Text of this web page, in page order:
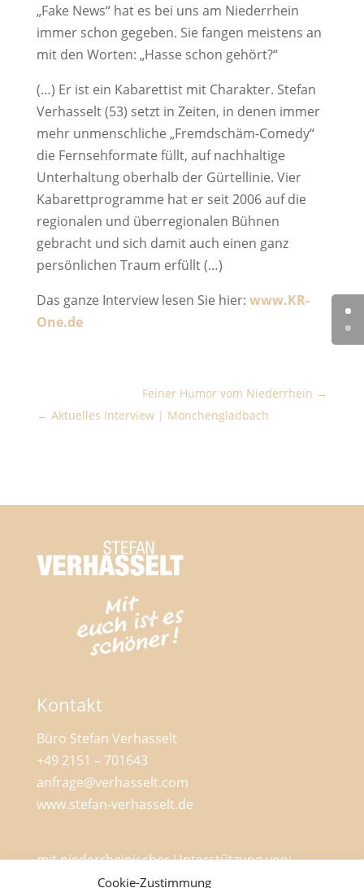
Cookie-Zustimmung
„Fake News“ hat es bei uns am Niederrhein
immer schon gegeben. Sie fangen meistens an
mit den Worten: „Hasse schon gehört?“
(…) Er ist ein Kabarettist mit Charakter. Stefan
Verhasselt (53) setzt in Zeiten, in denen immer
mehr unmenschliche „Fremdschäm-Comedy“
die Fernsehformate füllt, auf nachhaltige
Unterhaltung oberhalb der Gürtellinie. Vier
Kabarettprogramme hat er seit 2006 auf die
regionalen und überregionalen Bühnen
gebracht und sich damit auch einen ganz
persönlichen Traum erfüllt (…)
Das ganze Interview lesen Sie hier: www.KR-
One.de
Feiner Humor vom Niederrhein
Aktuelles Interview | Mönchengladbach
Kontakt
Büro Stefan Verhasselt
+49 2151 – 701643
anfrage@verhasselt.com
www.stefan-verhasselt.de
mit niederrheinischer Unterstützung von: